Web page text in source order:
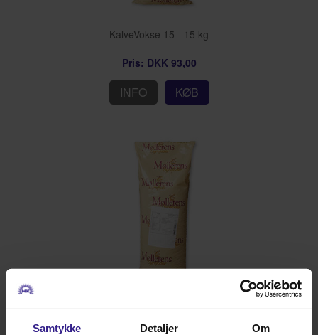
Samtykke Detaljer Om
KalveVokse 15 - 15 kg
Pris: DKK 93,00
INFO KØB
KalvePlus - 15 kg sække